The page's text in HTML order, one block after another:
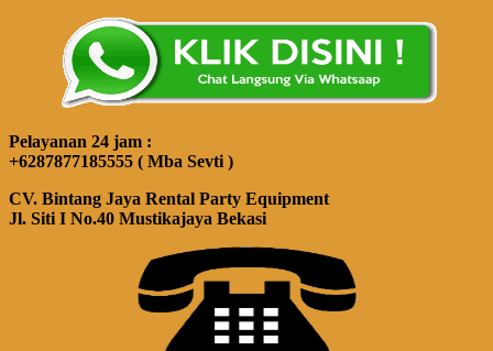
Pelayanan 24 jam :
+6287877185555 ( Mba Sevti )
CV. Bintang Jaya Rental Party Equipment
Jl. Siti I No.40 Mustikajaya Bekasi